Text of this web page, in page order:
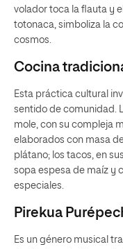
volador toca la flauta y
totonaca, simboliza la
cosmos.
Cocina
Esta práctica cultural
sentido de comunidad.
mole, con su compleja
elaborados con masa
plátano; los tacos, en
sopa espesa de maíz y
especiales.
Pirekua
Es un género musical